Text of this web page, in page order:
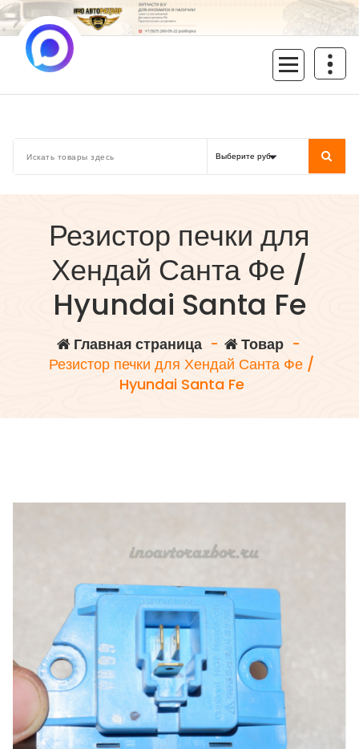
Перейти
к
содержимому
Резистор печки для
Хендай Санта Фе /
Hyundai Santa Fe
Главная страница- Товар-
Резистор печки для Хендай Санта Фе /
Hyundai Santa Fe